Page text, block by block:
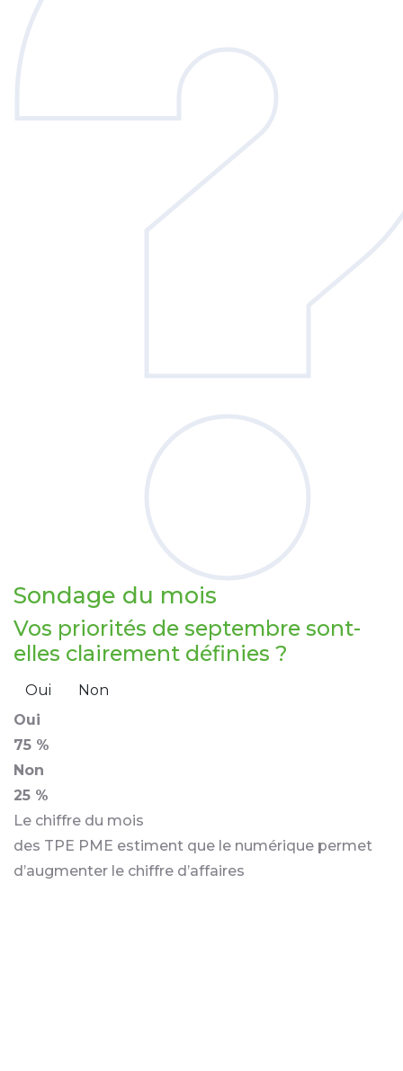
Sondage du mois
Vos priorités de septembre sont-
elles clairement définies ?
Oui
Non
Oui
75 %
Non
25 %
Le chiffre du mois
des TPE PME estiment que le numérique permet
d’augmenter le chiffre d’affaires